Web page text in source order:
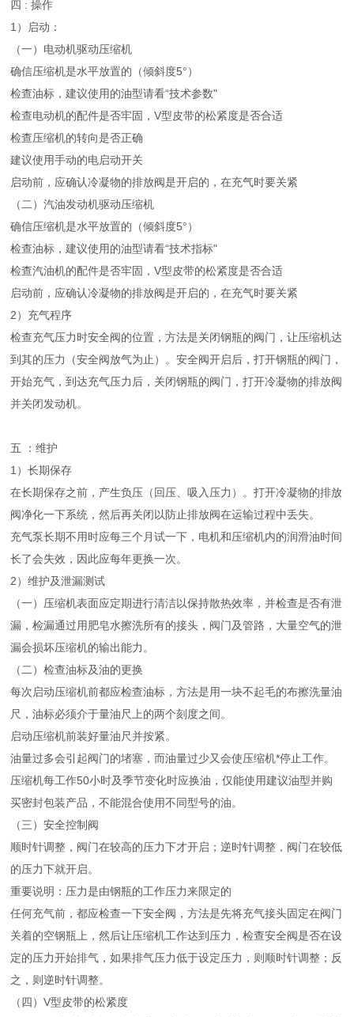
四 : 操作
1）启动：
（一）电动机驱动压缩机
确信压缩机是水平放置的（倾斜度5°）
检查油标，建议使用的油型请看“技术参数"
检查电动机的配件是否牢固，V型皮带的松紧度是否合适
检查压缩机的转向是否正确
建议使用手动的电启动开关
启动前，应确认冷凝物的排放阀是开启的，在充气时要关紧
（二）汽油发动机驱动压缩机
确信压缩机是水平放置的（倾斜度5°）
检查油标，建议使用的油型请看“技术指标"
检查汽油机的配件是否牢固，V型皮带的松紧度是否合适
启动前，应确认冷凝物的排放阀是开启的，在充气时要关紧
2）充气程序
检查充气压力时安全阀的位置，方法是关闭钢瓶的阀门，让压缩机达
到其的压力（安全阀放气为止）。安全阀开启后，打开钢瓶的阀门，
开始充气，到达充气压力后，关闭钢瓶的阀门，打开冷凝物的排放阀
并关闭发动机。
五 ：维护
1）长期保存
在长期保存之前，产生负压（回压、吸入压力）。打开冷凝物的排放
阀净化一下系统，然后再关闭以防止排放阀在运输过程中丢失。
充气泵长期不用时应每三个月试一下，电机和压缩机内的润滑油时间
长了会失效，因此应每年更换一次。
2）维护及泄漏测试
（一）压缩机表面应定期进行清洁以保持散热效率，并检查是否有泄
漏，检漏通过用肥皂水擦洗所有的接头，阀门及管路，大量空气的泄
漏会损坏压缩机的输出能力。
（二）检查油标及油的更换
每次启动压缩机前都应检查油标，方法是用一块不起毛的布擦洗量油
尺，油标必须介于量油尺上的两个刻度之间。
启动压缩机前装好量油尺并按紧。
油量过多会引起阀门的堵塞，而油量过少又会使压缩机*停止工作。
压缩机每工作50小时及季节变化时应换油，仅能使用建议油型并购
买密封包装产品，不能混合使用不同型号的油。
（三）安全控制阀
顺时针调整，阀门在较高的压力下才开启；逆时针调整，阀门在较低
的压力下就开启。
重要说明：压力是由钢瓶的工作压力来限定的
任何充气前，都应检查一下安全阀，方法是先将充气接头固定在阀门
关着的空钢瓶上，然后让压缩机工作达到压力，检查安全阀是否在设
定的压力开始排气，如果排气压力低于设定压力，则顺时针调整；反
之，则逆时针调整。
（四）V型皮带的松紧度